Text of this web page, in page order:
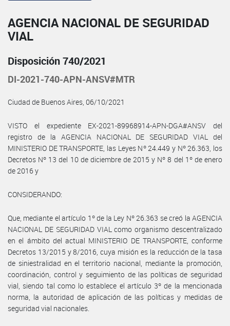
AGENCIA NACIONAL DE SEGURIDAD
VIAL
Disposición 740/2021
DI-2021-740-APN-ANSV#MTR
Ciudad de Buenos Aires, 06/10/2021
VISTO el expediente EX-2021-89968914-APN-DGA#ANSV del
registro de la AGENCIA NACIONAL DE SEGURIDAD VIAL del
MINISTERIO DE TRANSPORTE, las Leyes Nº 24.449 y Nº 26.363, los
Decretos Nº 13 del 10 de diciembre de 2015 y Nº 8 del 1º de enero
de 2016 y
CONSIDERANDO:
Que, mediante el artículo 1º de la Ley Nº 26.363 se creó la AGENCIA
NACIONAL DE SEGURIDAD VIAL como organismo descentralizado
en el ámbito del actual MINISTERIO DE TRANSPORTE, conforme
Decretos 13/2015 y 8/2016, cuya misión es la reducción de la tasa
de siniestralidad en el territorio nacional, mediante la promoción,
coordinación, control y seguimiento de las políticas de seguridad
vial, siendo tal como lo establece el artículo 3º de la mencionada
norma, la autoridad de aplicación de las políticas y medidas de
seguridad vial nacionales.